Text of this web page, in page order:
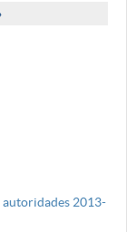
autoridades 2013-